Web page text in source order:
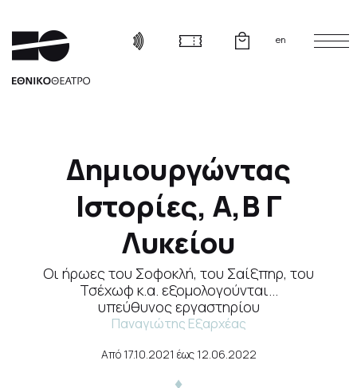
en
Δημιουργώντας
Ιστορίες, Α,Β Γ
Λυκείου
Οι ήρωες του Σοφοκλή, του Σαίξπηρ, του
Τσέχωφ κ.α. εξομολογούνται...
υπεύθυνος εργαστηρίου
Παναγιώτης Εξαρχέας
Από 17.10.2021 έως 12.06.2022